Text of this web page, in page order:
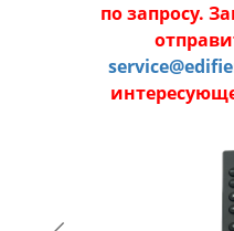
по запросу.